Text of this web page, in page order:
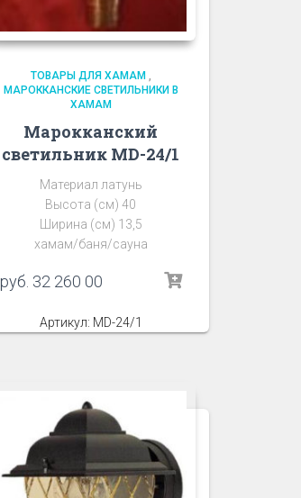
ТОВАРЫ ДЛЯ ХАМАМ ,
МАРОККАНСКИЕ СВЕТИЛЬНИКИ В
ХАМАМ
Марокканский
светильник MD-24/1
Материал латунь
Высота (см) 40
Ширина (см) 13,5
хамам/баня/сауна
руб. 32 260 00
Артикул: MD-24/1